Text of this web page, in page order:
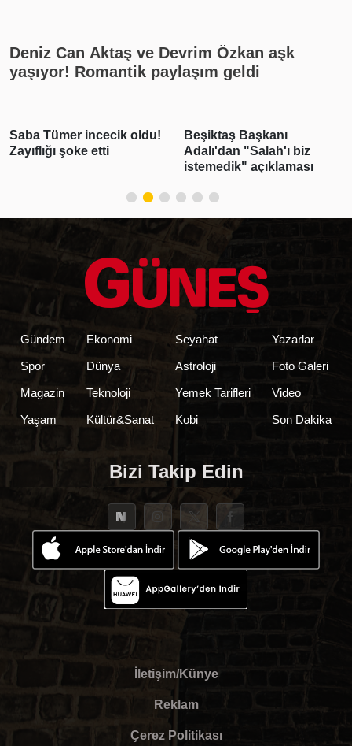
Deniz Can Aktaş ve Devrim Özkan aşk
yaşıyor! Romantik paylaşım geldi
Saba Tümer incecik oldu!
Zayıflığı şoke etti
Beşiktaş Başkanı
Adalı'dan "Salah'ı biz
istemedik" açıklaması
Gündem
Spor
Magazin
Yaşam
Ekonomi
Dünya
Teknoloji
Kültür&Sanat
Seyahat
Astroloji
Yemek Tarifleri
Kobi
Yazarlar
Foto Galeri
Video
Son Dakika
Bizi Takip Edin
İletişim/Künye
Reklam
Çerez Politikası